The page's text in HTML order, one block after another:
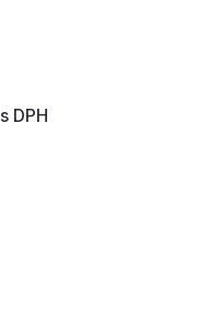
s DPH